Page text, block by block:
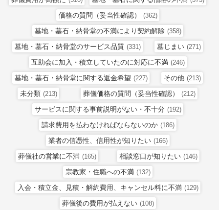
価格の質問（妥当性確認） (362)
墓地・墓石・納骨堂の不満により契約解除 (358)
墓地・墓石・納骨堂のサービス品質 (331) 墓じまい (271)
互助会に加入・積立していたのに対応に不満 (246)
墓地・墓石・納骨堂に関する返金希望 (227) その他 (213)
未分類 (213) 葬儀価格の質問（妥当性確認） (212)
サービスに関する事前説明がない・不十分 (192)
請求費用を払わなければならないのか (186)
業者の信憑性、信用性が知りたい (166)
葬儀社の営業に不満 (165) 相談窓口が知りたい (146)
宗教家・住職への不満 (132)
入会・積立金、見積・解約費用、キャンセル料に不満 (129)
葬儀後の費用が払えない (108)